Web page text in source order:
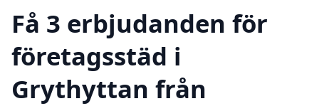
Få 3 erbjudanden för
företagsstäd i
Grythyttan från